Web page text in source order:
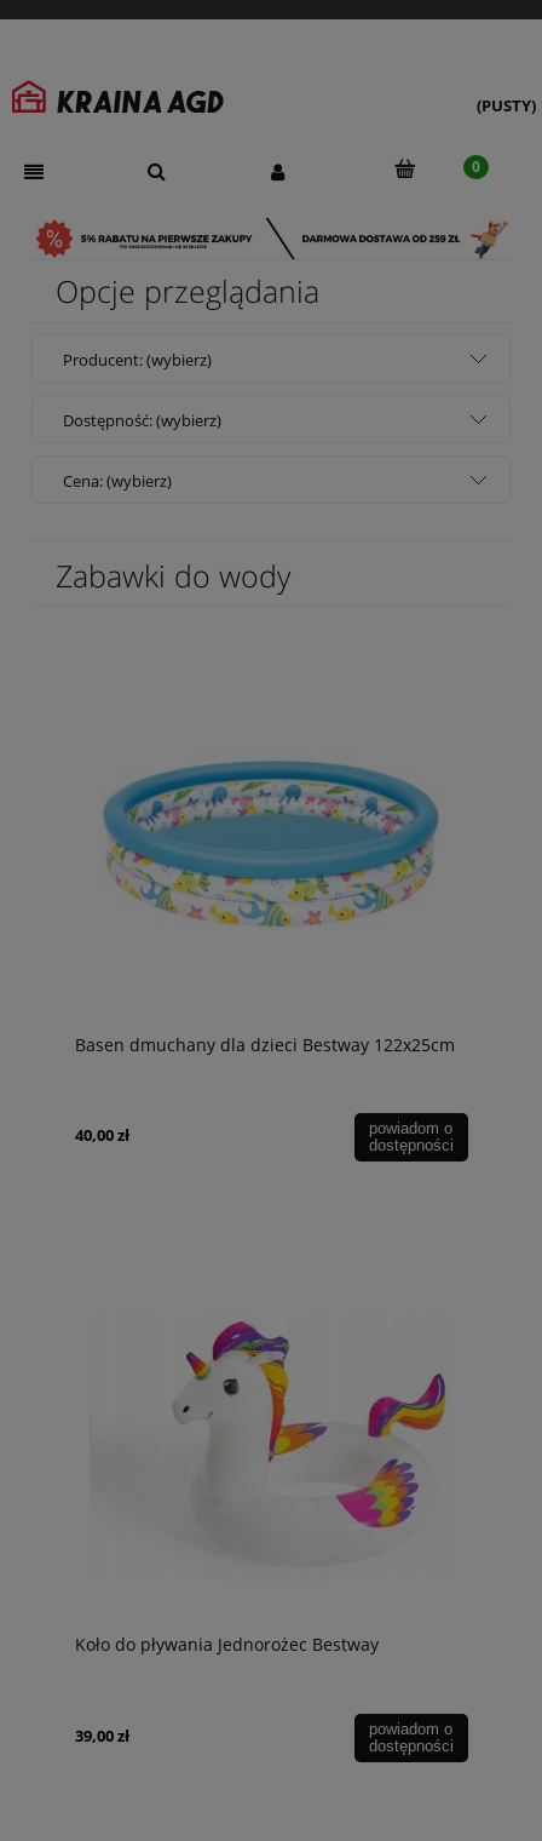
(PUSTY)
Opcje przeglądania
Producent: (wybierz)
Dostępność: (wybierz)
Cena: (wybierz)
Zabawki do wody
Basen dmuchany dla dzieci Bestway 122x25cm
40,00 zł
powiadom o
dostępności
Koło do pływania Jednorożec Bestway
39,00 zł
powiadom o
dostępności